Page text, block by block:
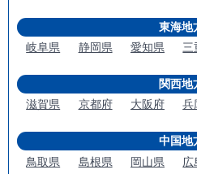
東海地
岐阜県
静岡県 愛知県 三
関西地
滋賀県
京都府 大阪府 兵
中国地
鳥取県
島根県 岡山県 広